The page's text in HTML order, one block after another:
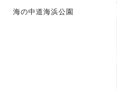
海の中道海浜公園